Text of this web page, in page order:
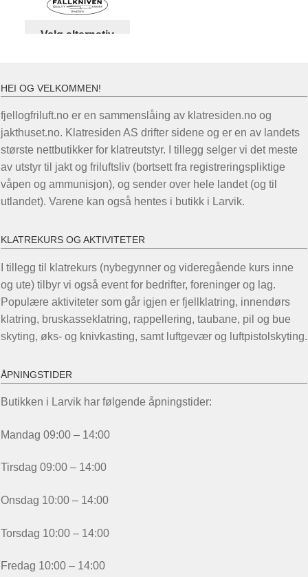
Velg alternativ
varianter.
Alternativene
kan
velges
på
produktsiden
HEI OG VELKOMMEN!
fjellogfriluft.no er en sammenslåing av klatresiden.no og
jakthuset.no. Klatresiden AS drifter sidene og er en av landets
største nettbutikker for klatreutstyr. I tillegg selger vi det meste
av utstyr til jakt og friluftsliv (bortsett fra registreringspliktige
våpen og ammunisjon), og sender over hele landet (og til
utlandet). Varene kan også hentes i butikk i Larvik.
KLATREKURS OG AKTIVITETER
I tillegg til klatrekurs (nybegynner og videregående kurs inne
og ute) tilbyr vi også event for bedrifter, foreninger og lag.
Populære aktiviteter som går igjen er fjellklatring, innendørs
klatring, bruskasseklatring, rappellering, taubane, pil og bue
skyting, øks- og knivkasting, samt luftgevær og luftpistolskyting.
ÅPNINGSTIDER
Butikken i Larvik har følgende åpningstider:
Mandag 09:00 – 14:00
Tirsdag 09:00 – 14:00
Onsdag 10:00 – 14:00
Torsdag 10:00 – 14:00
Fredag 10:00 – 14:00